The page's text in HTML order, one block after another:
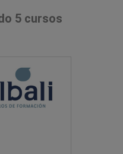
5 cursos